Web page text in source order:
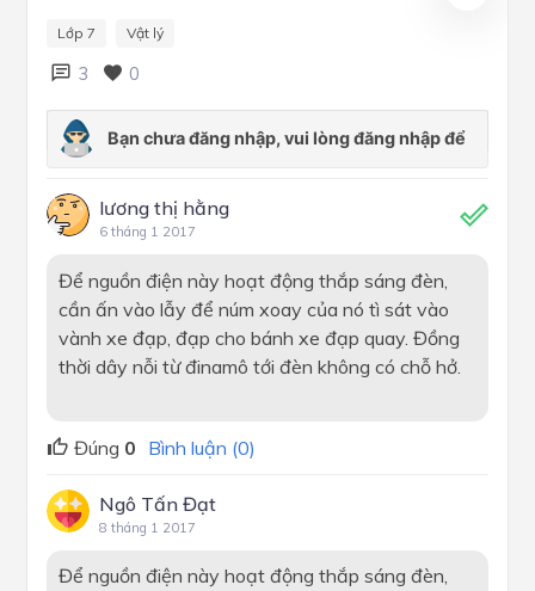
Lớp 7 Vật lý
3 0
lương thị hằng
6 tháng 1 2017
Để nguồn điện này hoạt động thắp sáng đèn,
cần ấn vào lẫy để núm xoay của nó tì sát vào
vành xe đạp, đạp cho bánh xe đạp quay. Đồng
thời dây nỗi từ đinamô tới đèn không có chỗ hở.
Đúng 0 Bình luận (0)
Ngô Tấn Đạt
8 tháng 1 2017
Để nguồn điện này hoạt động thắp sáng đèn,